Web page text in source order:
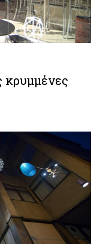
κρυμμένες